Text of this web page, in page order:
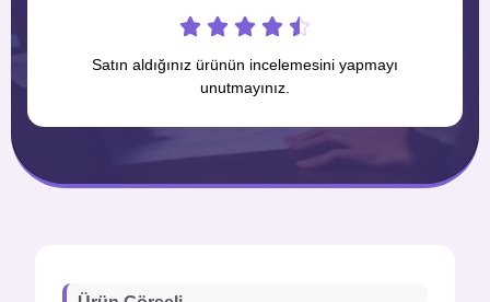
    
Satın aldığınız ürünün incelemesini yapmayı
unutmayınız.